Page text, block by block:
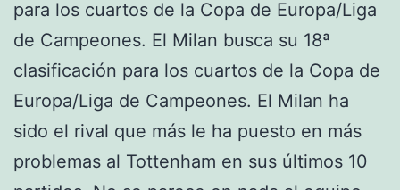
para los cuartos de la Copa de Europa/Liga
de Campeones. El Milan busca su 18ª
clasificación para los cuartos de la Copa de
Europa/Liga de Campeones. El Milan ha
sido el rival que más le ha puesto en más
problemas al Tottenham en sus últimos 10